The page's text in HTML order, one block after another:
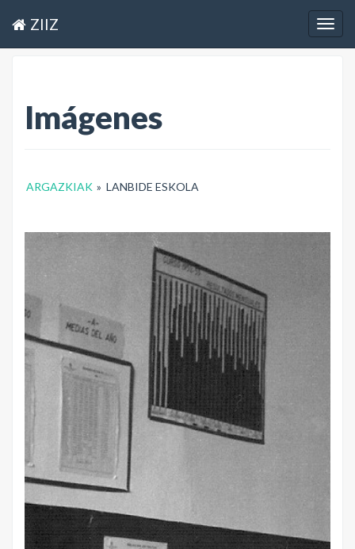
ZIIZ
Imágenes
ARGAZKIAK » LANBIDE ESKOLA